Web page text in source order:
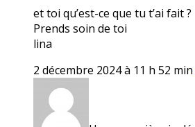
et toi qu’est-ce que tu t’ai fait ?
Prends soin de toi
lina
2 décembre 2024 à 11 h 52 min